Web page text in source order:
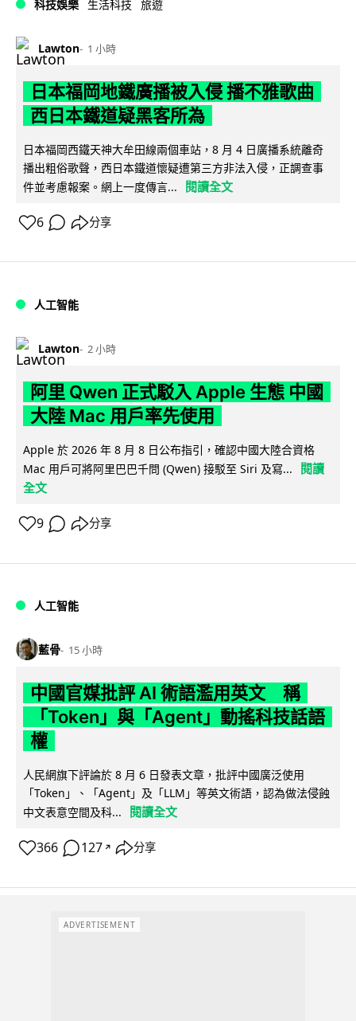
科技娛樂 生活科技 旅遊
Lawton 1 小時
日本福岡地鐵廣播被入侵 播不雅歌曲
西日本鐵道疑黑客所為
日本福岡西鐵天神大牟田線兩個車站，8 月 4 日廣播系統離奇
播出粗俗歌聲，西日本鐵道懷疑遭第三方非法入侵，正調查事
件並考慮報案。網上一度傳言...
閱讀全文
6 分享
人工智能
Lawton 2 小時
阿里 Qwen 正式駁入 Apple 生態 中國
大陸 Mac 用戶率先使用
Apple 於 2026 年 8 月 8 日公布指引，確認中國大陸合資格
Mac 用戶可將阿里巴巴千問 (Qwen) 接駁至 Siri 及寫...
閱讀
全文
9 分享
人工智能
藍骨 15 小時
中國官媒批評 AI 術語濫用英文 稱
「Token」與「Agent」動搖科技話語
權
人民網旗下評論於 8 月 6 日發表文章，批評中國廣泛使用
「Token」、「Agent」及「LLM」等英文術語，認為做法侵蝕
中文表意空間及科...
閱讀全文
366 127 ↗ 分享
ADVERTISEMENT